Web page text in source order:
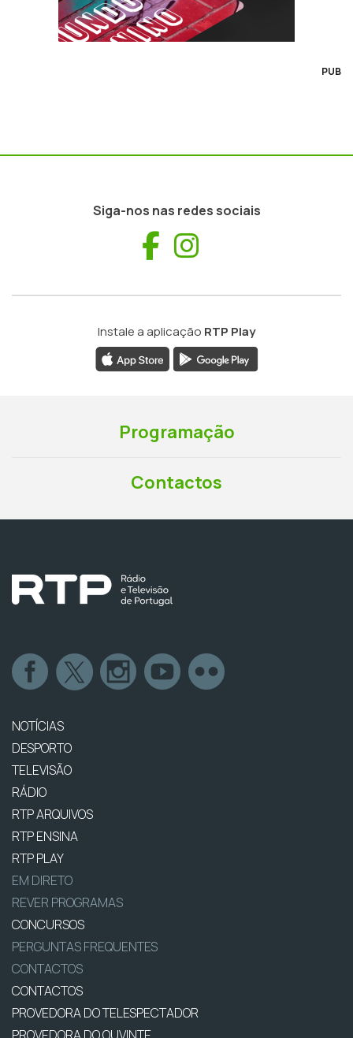
PUB
Siga-nos nas redes sociais
Facebook
Instale a aplicação RTP Play
Programação
Contactos
NOTÍCIAS
DESPORTO
TELEVISÃO
RÁDIO
RTP ARQUIVOS
RTP ENSINA
RTP PLAY
EM DIRETO
REVER PROGRAMAS
CONCURSOS
PERGUNTAS FREQUENTES
CONTACTOS
CONTACTOS
PROVEDORA DO TELESPECTADOR